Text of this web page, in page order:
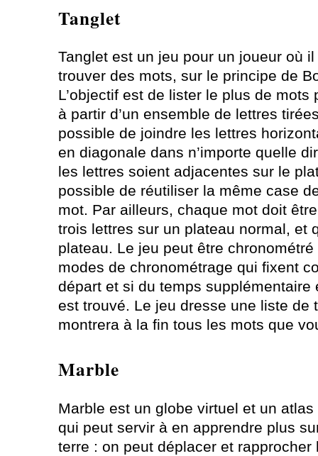
Tanglet
Tanglet est un jeu pour un joueur où il
trouver des mots, sur le principe de
L’objectif est de lister le plus de mots
à partir d’un ensemble de lettres
possible de joindre les lettres
en diagonale dans n’importe quelle
les lettres soient adjacentes sur le
possible de réutiliser la même case
mot. Par ailleurs, chaque mot doit
trois lettres sur un plateau normal, et
plateau. Le jeu peut être
modes de chronométrage qui fixent
départ et si du temps supplémentaire
est trouvé. Le jeu dresse une liste de
montrera à la fin tous les mots que
Marble
Marble est un globe virtuel et un atlas
qui peut servir à en apprendre plus
terre : on peut déplacer et rapprocher